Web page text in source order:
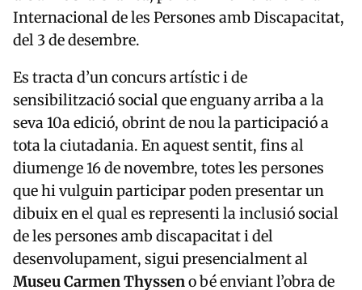
Internacional de les Persones amb Discapacitat,
del 3 de desembre.
Es tracta d’un concurs artístic i de
sensibilització social que enguany arriba a la
seva 10a edició, obrint de nou la participació a
tota la ciutadania. En aquest sentit, fins al
diumenge 16 de novembre, totes les persones
que hi vulguin participar poden presentar un
dibuix en el qual es representi la inclusió social
de les persones amb discapacitat i del
desenvolupament, sigui presencialment al
Museu Carmen Thysseno bé enviant l’obra de